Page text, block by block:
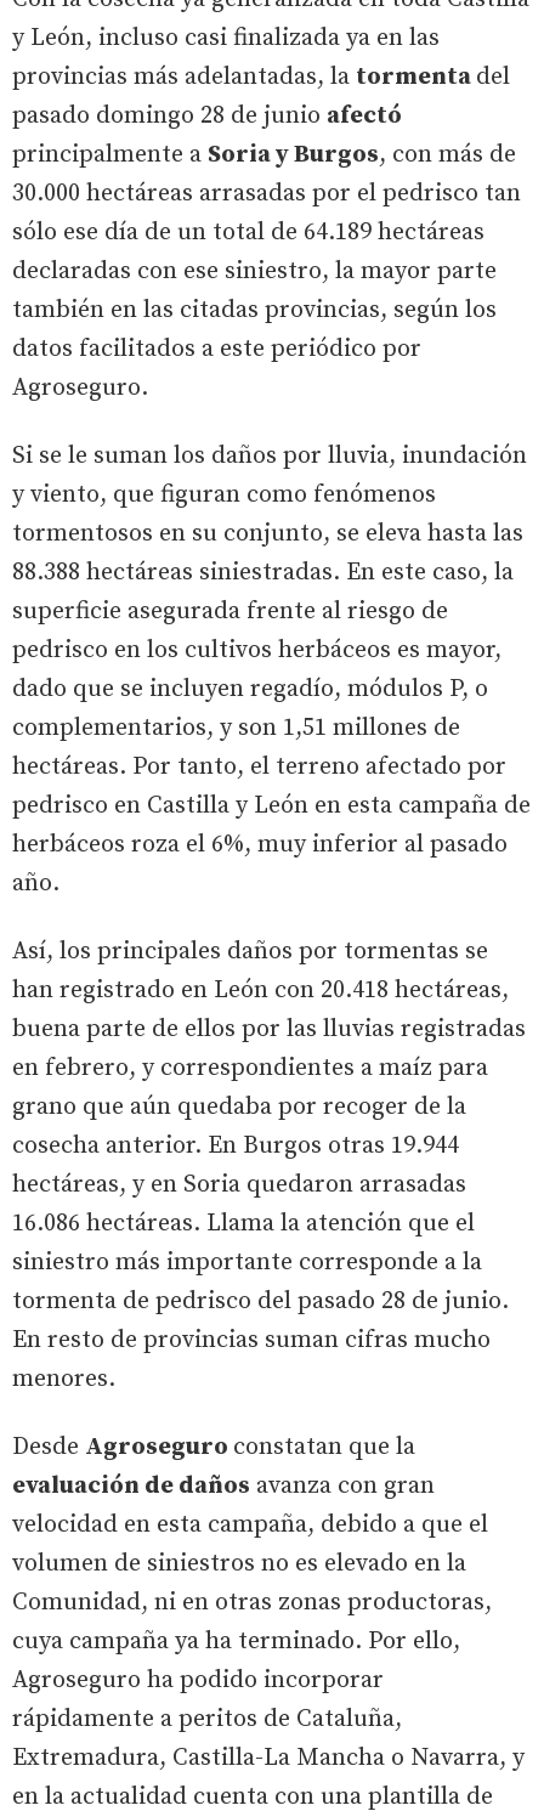
y León, incluso casi finalizada ya en las
provincias más adelantadas, la tormenta del
pasado domingo 28 de junio afectó
principalmente a Soria y Burgos, con más de
30.000 hectáreas arrasadas por el pedrisco tan
sólo ese día de un total de 64.189 hectáreas
declaradas con ese siniestro, la mayor parte
también en las citadas provincias, según los
datos facilitados a este periódico por
Agroseguro.
Si se le suman los daños por lluvia, inundación
y viento, que figuran como fenómenos
tormentosos en su conjunto, se eleva hasta las
88.388 hectáreas siniestradas. En este caso, la
superficie asegurada frente al riesgo de
pedrisco en los cultivos herbáceos es mayor,
dado que se incluyen regadío, módulos P, o
complementarios, y son 1,51 millones de
hectáreas. Por tanto, el terreno afectado por
pedrisco en Castilla y León en esta campaña de
herbáceos roza el 6%, muy inferior al pasado
año.
Así, los principales daños por tormentas se
han registrado en León con 20.418 hectáreas,
buena parte de ellos por las lluvias registradas
en febrero, y correspondientes a maíz para
grano que aún quedaba por recoger de la
cosecha anterior. En Burgos otras 19.944
hectáreas, y en Soria quedaron arrasadas
16.086 hectáreas. Llama la atención que el
siniestro más importante corresponde a la
tormenta de pedrisco del pasado 28 de junio.
En resto de provincias suman cifras mucho
menores.
Desde Agroseguro constatan que la
evaluación de daños avanza con gran
velocidad en esta campaña, debido a que el
volumen de siniestros no es elevado en la
Comunidad, ni en otras zonas productoras,
cuya campaña ya ha terminado. Por ello,
Agroseguro ha podido incorporar
rápidamente a peritos de Cataluña,
Extremadura, Castilla-La Mancha o Navarra, y
en la actualidad cuenta con una plantilla de